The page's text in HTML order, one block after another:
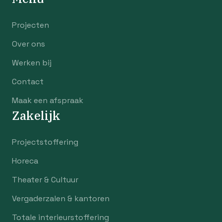
Projecten
Over ons
Werken bij
Contact
Maak een afspraak
Zakelijk
Projectstoffering
Horeca
Theater & Cultuur
Vergaderzalen & kantoren
Totale interieurstoffering